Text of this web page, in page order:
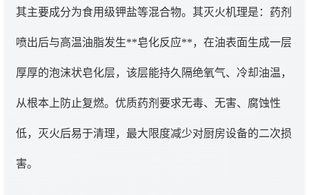
其主要成分为食用级钾盐等混合物。其灭火机理是：药剂
喷出后与高温油脂发生**皂化反应**，在油表面生成一层
厚厚的泡沫状皂化层，该层能持久隔绝氧气、冷却油温，
从根本上防止复燃。优质药剂要求无毒、无害、腐蚀性
低，灭火后易于清理，最大限度减少对厨房设备的二次损
害。